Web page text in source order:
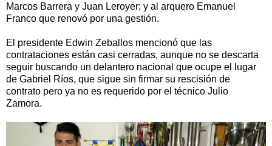
Marcos Barrera y Juan Leroyer; y al arquero Emanuel
Franco que renovó por una gestión.
El presidente Edwin Zeballos mencionó que las
contrataciones están casi cerradas, aunque no se descarta
seguir buscando un delantero nacional que ocupe el lugar
de Gabriel Ríos, que sigue sin firmar su rescisión de
contrato pero ya no es requerido por el técnico Julio
Zamora.